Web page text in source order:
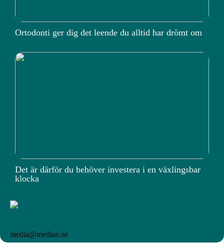
Ortodonti ger dig det leende du alltid har drömt om
Det är därför du behöver investera i en växlingsbar
klocka
media@mediao.se